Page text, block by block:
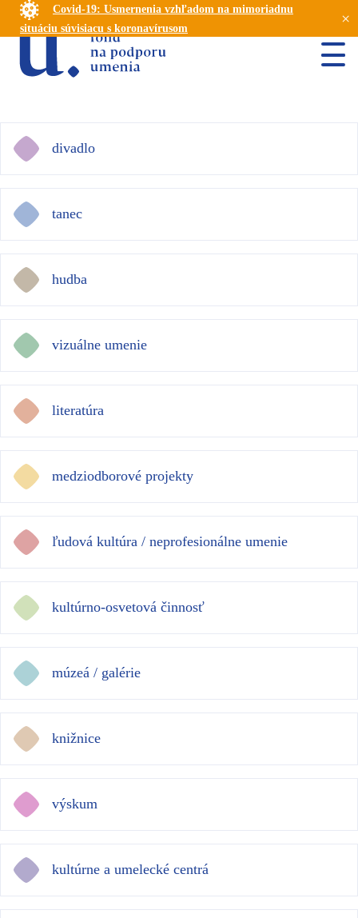
Covid-19: Usmernenia vzhľadom na mimoriadnu
situáciu súvisiacu s koronavírusom
×
divadlo
tanec
hudba
vizuálne umenie
literatúra
medziodborové projekty
ľudová kultúra / neprofesionálne umenie
kultúrno-osvetová činnosť
múzeá / galérie
knižnice
výskum
kultúrne a umelecké centrá